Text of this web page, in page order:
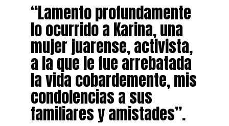
“Lamento profundamente
lo ocurrido a Karina, una
mujer juarense, activista,
a la que le fue arrebatada
la vida cobardemente, mis
condolencias a sus
familiares y amistades”.